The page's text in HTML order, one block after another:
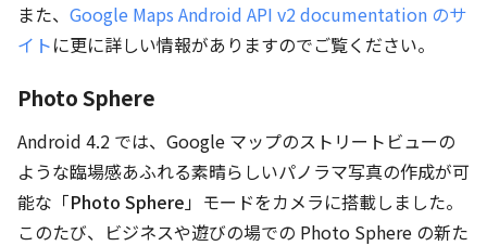
また、 Google Maps Android API v2 documentation のサ
イトに更に詳しい情報がありますのでご覧ください。
Photo Sphere
Android 4.2 では、Google マップのストリートビューの
ような臨場感あふれる素晴らしいパノラマ写真の作成が可
能な「Photo Sphere」モードをカメラに搭載しました。
このたび、ビジネスや遊びの場での Photo Sphere の新た